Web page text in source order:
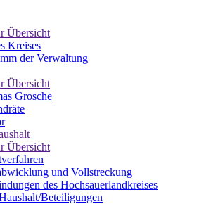
Übersicht
Kreises
der Verwaltung
Übersicht
Grosche
Übersicht
und Vollstreckung
des Hochsauerlandkreises
Beteiligungen